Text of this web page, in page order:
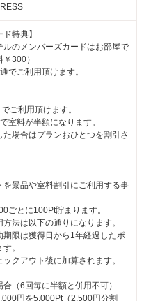
特典】
ルのメンバーズカードはお部屋で
300）
でご利用頂けます。
ご利用頂けます。
室料が半額になります。
場合はプランおひとつを割引さ
を景品や室料割引にご利用する事
ごとに100Pt貯まります。
法は以下の通りになります。
限は獲得日から1年経過したポ
。
クアウト後に加算されます。
（6回毎に半額と併用不可）
円を5,000Pt（2,500円分割